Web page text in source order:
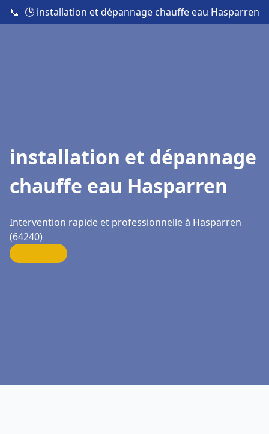
📞 🕒 installation et dépannage chauffe eau Hasparren
installation et dépannage
chauffe eau Hasparren
Intervention rapide et professionnelle à Hasparren
(64240)